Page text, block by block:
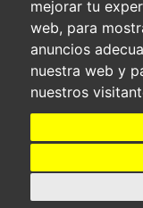
mejorar tu
web, para
anuncios
nuestra web y
nuestros